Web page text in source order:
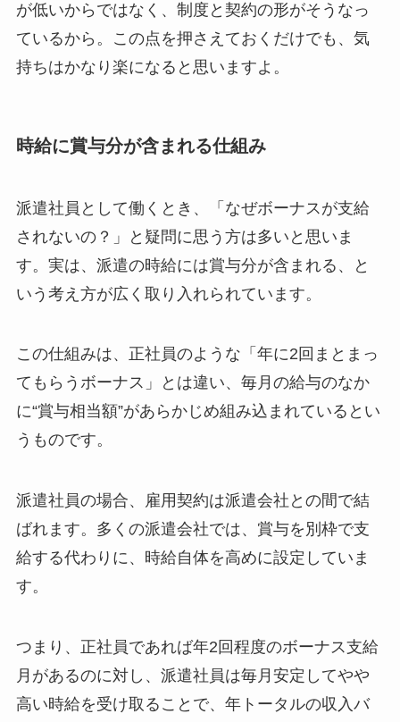
が低いからではなく、制度と契約の形がそうなっ
ているから。この点を押さえておくだけでも、気
持ちはかなり楽になると思いますよ。
時給に賞与分が含まれる仕組み
派遣社員として働くとき、「なぜボーナスが支給
されないの？」と疑問に思う方は多いと思いま
す。実は、派遣の時給には賞与分が含まれる、と
いう考え方が広く取り入れられています。
この仕組みは、正社員のような「年に2回まとまっ
てもらうボーナス」とは違い、毎月の給与のなか
に“賞与相当額”があらかじめ組み込まれているとい
うものです。
派遣社員の場合、雇用契約は派遣会社との間で結
ばれます。多くの派遣会社では、賞与を別枠で支
給する代わりに、時給自体を高めに設定していま
す。
つまり、正社員であれば年2回程度のボーナス支給
月があるのに対し、派遣社員は毎月安定してやや
高い時給を受け取ることで、年トータルの収入バ